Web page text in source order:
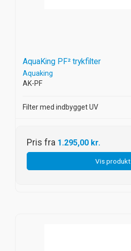
AquaKing PF² trykfilter
Aquaking
AK-PF
Filter med indbygget UV
Pris fra 1.295,00 kr.
Vis produkt